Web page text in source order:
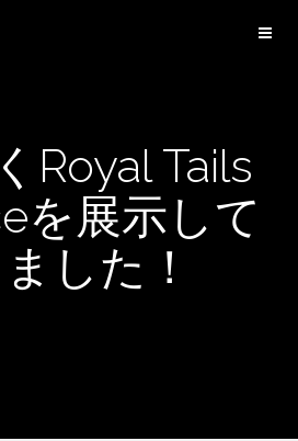
Royal Tails
を展示して
した！